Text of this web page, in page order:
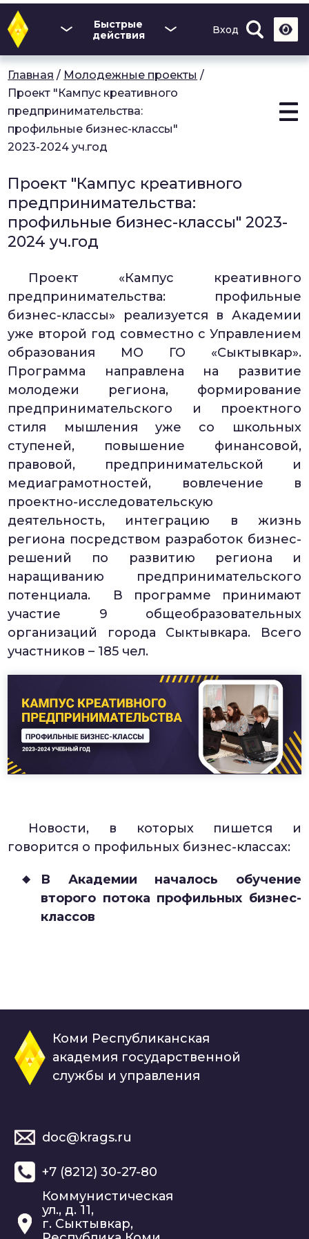
Перейти
основному
содержанию
Быстрые
действия
Вход
Главная / Молодежные проекты /
Проект "Кампус креативного
предпринимательства:
профильные бизнес-классы"
2023-2024 уч.год
Проект "Кампус креативного
предпринимательства:
профильные бизнес-классы" 2023-
2024 уч.год
Проект «Кампус креативного
предпринимательства: профильные
бизнес-классы» реализуется в Академии
уже второй год совместно с Управлением
образования МО ГО «Сыктывкар».
Программа направлена на развитие
молодежи региона, формирование
предпринимательского и проектного
стиля мышления уже со школьных
ступеней, повышение финансовой,
правовой, предпринимательской и
медиаграмотностей, вовлечение в
проектно-исследовательскую
деятельность, интеграцию в жизнь
региона посредством разработок бизнес-
решений по развитию региона и
наращиванию предпринимательского
потенциала. В программе принимают
участие 9 общеобразовательных
организаций города Сыктывкара. Всего
участников – 185 чел.
Новости, в которых пишется и
говорится о профильных бизнес-классах:
В Академии началось обучение
второго потока профильных бизнес-
классов
Коми Республиканская
академия государственной
службы и управления
doc@krags.ru
+7 (8212) 30-27-80
Коммунистическая
ул., д. 11,
г. Сыктывкар,